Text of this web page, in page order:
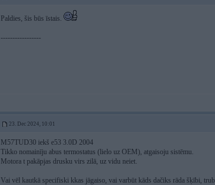
Paldies, šis būs īstais.
-----------------
23. Dec 2024, 10:01
M57TUD30 iekš e53 3.0D 2004
Tikko nomainīju abus termostatus (lielo uz OEM), atgaisoju sistēmu.
Motora t pakāpjas drusku virs zilā, uz vidu neiet.
Vai vēl kautkā specifiski kkas jāgaiso, vai varbūt kāds dačiks rāda šķībi,